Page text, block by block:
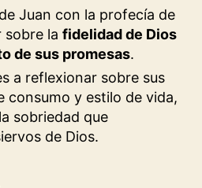
Juan con la profecía de
sobre la fidelidad de Dios
de sus promesas.
a reflexionar sobre sus
consumo y estilo de vida,
sobriedad que
de Dios.